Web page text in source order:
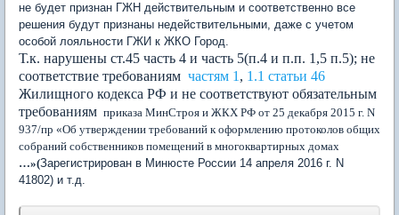
не будет признан ГЖН действительным и соответственно все
решения будут признаны недействительными, даже с учетом
особой лояльности ГЖИ к ЖКО Город.
Т.к. нарушены ст.45 часть 4 и часть 5(п.4 и п.п. 1,5 п.5); не
соответствие требованиям частям 1 , 1.1 статьи 46
Жилищного кодекса РФ и не соответствуют обязательным
требованиям приказа МинСтроя и ЖКХ РФ от 25 декабря 2015 г. N
937/пр «Об утверждении требований к оформлению протоколов общих
собраний собственников помещений в многоквартирных домах
…»(Зарегистрирован в Минюсте России 14 апреля 2016 г. N
41802) и т.д.